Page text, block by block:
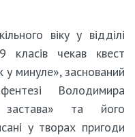
віку у відділі
класів чекав квест
минуле», заснований
Володимира
застава» та його
у творах пригоди